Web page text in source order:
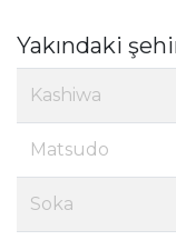
Yakındaki
Kashiwa
Matsudo
Soka